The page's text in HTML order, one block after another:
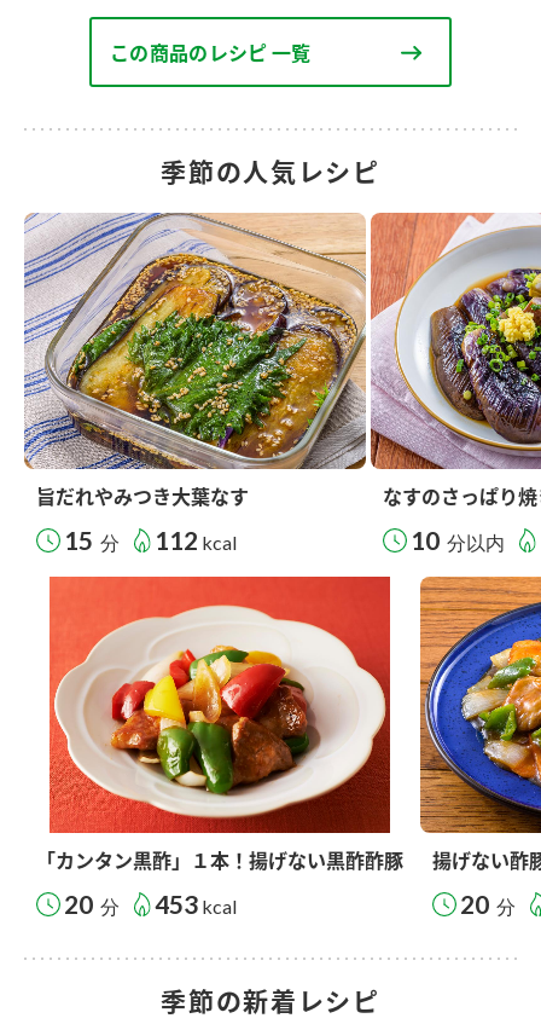
この商品のレシピ 一覧
季節の人気レシピ
旨だれやみつき大葉なす
15 分 112 kcal
なすのさっぱり
10 分以内
「カンタン黒酢」１本！揚げない黒酢酢豚
20 分 453 kcal
揚げない酢
20 分
季節の新着レシピ